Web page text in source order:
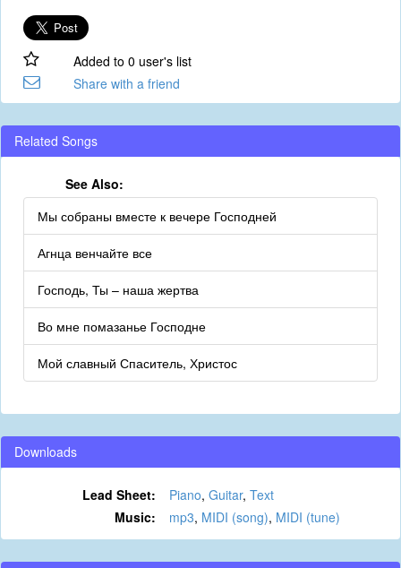
Added to 0 user's list
Share with a friend
Related Songs
See Also:
Мы собраны вместе к вечере Господней
Агнца венчайте все
Господь, Ты – наша жертва
Во мне помазанье Господне
Мой славный Спаситель, Христос
Downloads
Lead Sheet: Piano, Guitar, Text
Music:
mp3, MIDI (song), MIDI (tune)